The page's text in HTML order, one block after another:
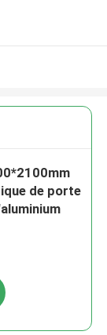
de porte